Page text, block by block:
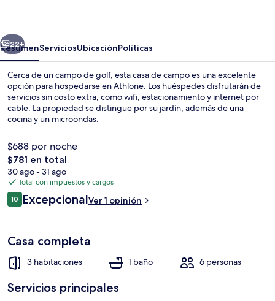
Siguiente
22+
ResumenServiciosUbicaciónPolíticas
Cerca de un campo de golf, esta casa de campo es una excelente
opción para hospedarse en Athlone. Los huéspedes disfrutarán de
servicios sin costo extra, como wifi, estacionamiento y internet por
cable. La propiedad se distingue por su jardín, además de una
cocina y un microondas.
$688 por noche
El
precio
total
es
de
$781 en total
30 ago - 31 ago
Total con impuestos y cargos
Opiniones
1010 de 10,
ExcepcionalVer 1 opinión
Casa completa
3 habitaciones 1 baño 6 personas
Servicios principales